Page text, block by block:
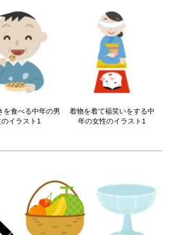
を食べる中年の男
のイラスト1
着物を着て福笑いをする中
年の女性のイラスト1